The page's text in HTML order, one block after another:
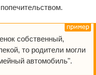
собственный,
то родители могли
автомобиль".